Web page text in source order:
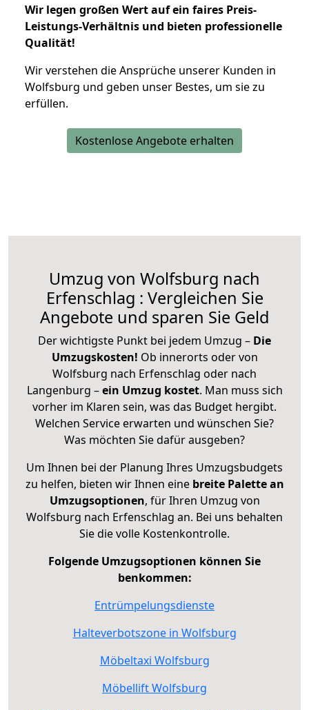
Wir legen großen Wert auf ein faires Preis-
Leistungs-Verhältnis und bieten professionelle
Qualität!
Wir verstehen die Ansprüche unserer Kunden in
Wolfsburg und geben unser Bestes, um sie zu
erfüllen.
Kostenlose Angebote erhalten
Umzug von Wolfsburg nach
Erfenschlag : Vergleichen Sie
Angebote und sparen Sie Geld
Der wichtigste Punkt bei jedem Umzug – Die
Umzugskosten! Ob innerorts oder von
Wolfsburg nach Erfenschlag oder nach
Langenburg –ein Umzug kostet. Man muss sich
vorher im Klaren sein, was das Budget hergibt.
Welchen Service erwarten und wünschen Sie?
Was möchten Sie dafür ausgeben?
Um Ihnen bei der Planung Ihres Umzugsbudgets
zu helfen, bieten wir Ihnen eine breite Palette an
Umzugsoptionen, für Ihren Umzug von
Wolfsburg nach Erfenschlag an. Bei uns behalten
Sie die volle Kostenkontrolle.
Folgende Umzugsoptionen können Sie
benkommen:
Entrümpelungsdienste
Halteverbotszone in Wolfsburg
Möbeltaxi Wolfsburg
Möbellift Wolfsburg